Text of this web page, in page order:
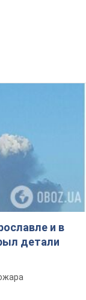
и в
детали